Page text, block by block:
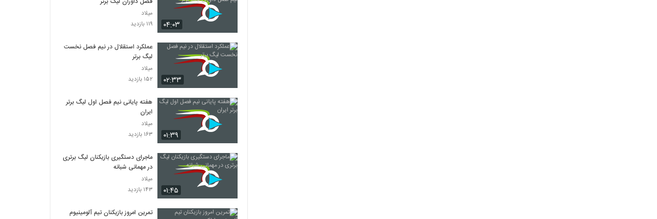
۰۴:۰۳
میلاد
۱۱۹ بازدید
۰۲:۳۳
عملکرد استقلال در نیم فصل نخست
لیگ برتر
میلاد
۱۵۲ بازدید
۰۱:۳۹
هفته پایانی نیم فصل اول لیگ برتر
ایران
میلاد
۱۶۳ بازدید
۰۱:۴۵
ماجرای دستگیری بازیکنان لیگ برتری
در مهمانی شبانه
میلاد
۱۴۳ بازدید
تمرین امروز بازیکنان تیم آلومینیوم